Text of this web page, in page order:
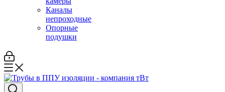
Каналы
непроходные
Опорные
подушки